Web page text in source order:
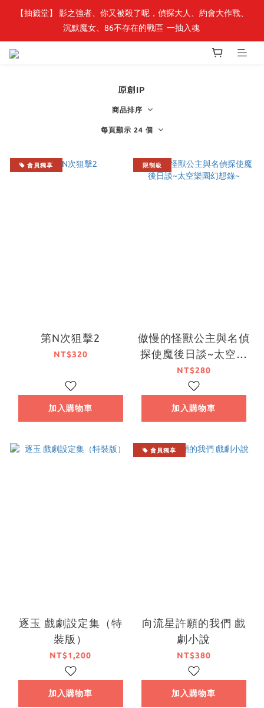
最新開賣🔥「全知讀者視角」 周邊商品
【抽籤堂】 影之強者、你又被殺了呢，偵探大人、約會大作戰、
沉默魔女、86不存在的戰區  一抽入魂
原創IP
商品排序
每頁顯示 24 個
會員獨享
第N次狙擊2
NT$320
加入購物車
限制級
傲慢的怪獸公主與名偵
探使魔後日談~太空樂
園幻想錄~
NT$280
加入購物車
逐玉 戲劇設定集（特
裝版）
NT$1,200
加入購物車
會員獨享
向流星許願的我們 戲
劇小說
NT$380
加入購物車